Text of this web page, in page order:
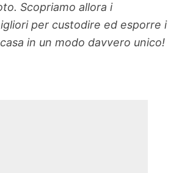
Scopriamo allora i
per custodire ed esporre i
in un modo davvero unico!